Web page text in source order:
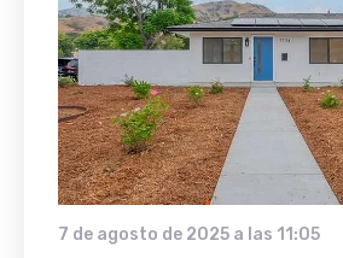
7 de agosto de 2025 a las 11:05